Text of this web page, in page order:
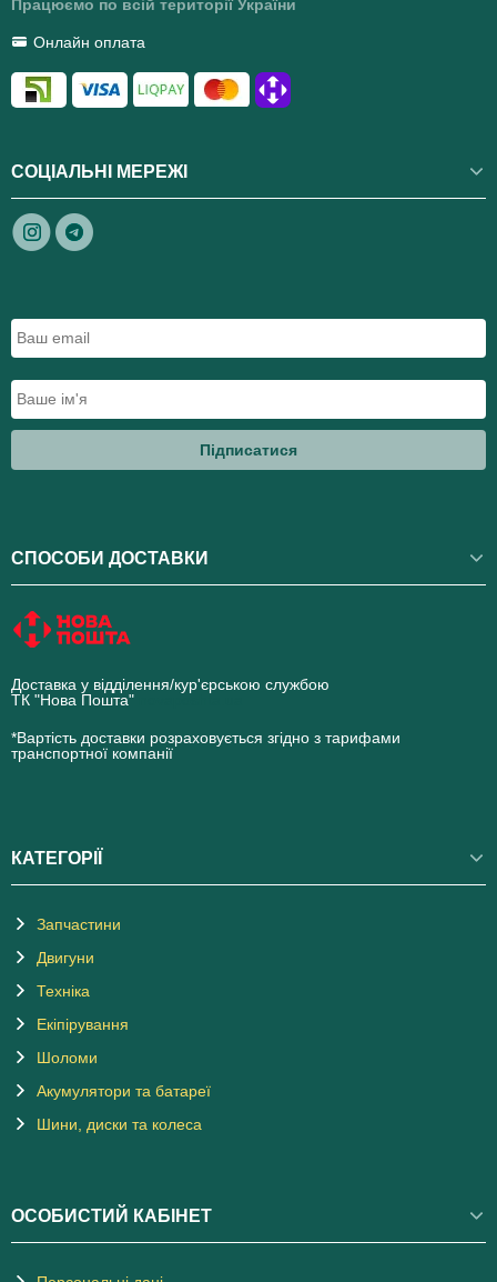
Працюємо по всій території України
Онлайн оплата
СОЦІАЛЬНІ МЕРЕЖІ
Підписатися
СПОСОБИ ДОСТАВКИ
Доставка у відділення/кур'єрською службою
ТК "Нова Пошта"
*Вартість доставки розраховується згідно з тарифами
транспортної компанії
КАТЕГОРІЇ
Запчастини
Двигуни
Техніка
Екіпірування
Шоломи
Акумулятори та батареї
Шини, диски та колеса
ОСОБИСТИЙ КАБІНЕТ